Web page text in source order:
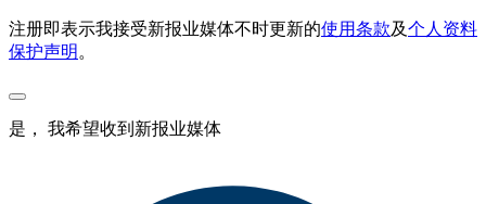
注册即表示我接受新报业媒体不时更新的使用条款及个人资料
保护声明 。
是， 我希望收到新报业媒体